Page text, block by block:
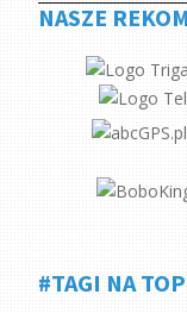
NASZE
#TAGI NA